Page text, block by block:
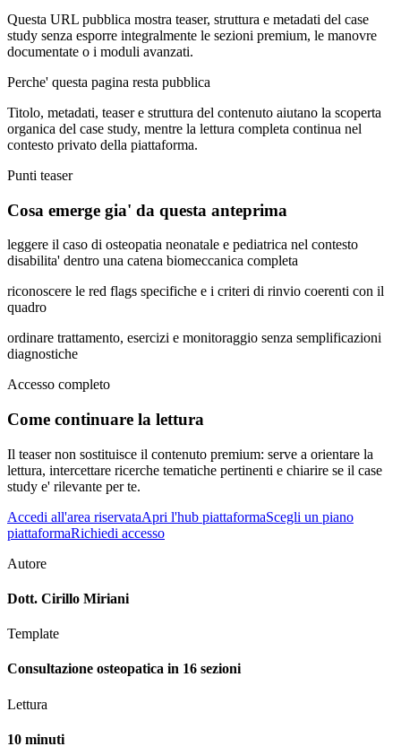
Questa URL pubblica mostra teaser, struttura e metadati del case
study senza esporre integralmente le sezioni premium, le manovre
documentate o i moduli avanzati.
Perche' questa pagina resta pubblica
Titolo, metadati, teaser e struttura del contenuto aiutano la scoperta
organica del case study, mentre la lettura completa continua nel
contesto privato della piattaforma.
Punti teaser
Cosa emerge gia' da questa anteprima
leggere il caso di osteopatia neonatale e pediatrica nel contesto
disabilita' dentro una catena biomeccanica completa
riconoscere le red flags specifiche e i criteri di rinvio coerenti con il
quadro
ordinare trattamento, esercizi e monitoraggio senza semplificazioni
diagnostiche
Accesso completo
Come continuare la lettura
Il teaser non sostituisce il contenuto premium: serve a orientare la
lettura, intercettare ricerche tematiche pertinenti e chiarire se il case
study e' rilevante per te.
Accedi all'area riservataApri l'hub piattaformaScegli un piano
piattaformaRichiedi accesso
Autore
Dott. Cirillo Miriani
Template
Consultazione osteopatica in 16 sezioni
Lettura
10 minuti